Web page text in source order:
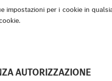
impostazioni per i cookie in
AUTORIZZAZIONE